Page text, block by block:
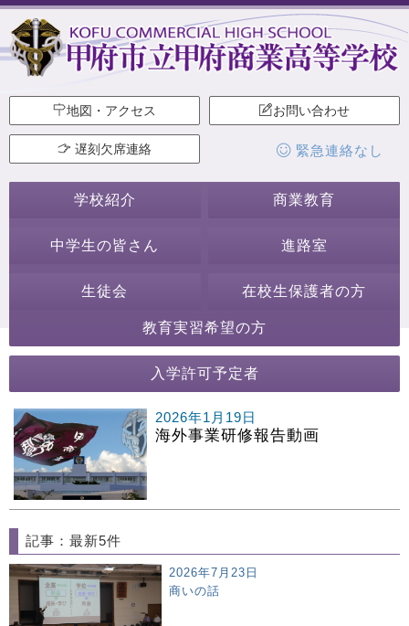
地図・アクセス お問い合わせ
遅刻欠席連絡 緊急連絡なし
学校紹介 商業教育
中学生の皆さん 進路室
生徒会 在校生保護者の方
教育実習希望の方
入学許可予定者
2026年1月19日
海外事業研修報告動画
記事：最新5件
2026年7月23日
商いの話